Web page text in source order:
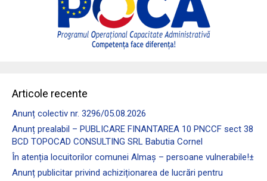
Articole recente
Anunț colectiv nr. 3296/05.08.2026
Anunț prealabil – PUBLICARE FINANTAREA 10 PNCCF sect 38
BCD TOPOCAD CONSULTING SRL Babutia Cornel
În atenția locuitorilor comunei Almaş – persoane vulnerabile!±
Anunț publicitar privind achiziționarea de lucrări pentru